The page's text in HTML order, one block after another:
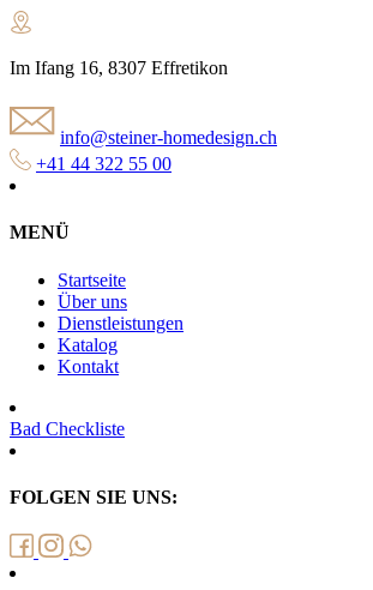
Im Ifang 16, 8307 Effretikon
info@steiner-homedesign.ch
+41 44 322 55 00
MENÜ
Startseite
Über uns
Dienstleistungen
Katalog
Kontakt
Bad Checkliste
FOLGEN SIE UNS: